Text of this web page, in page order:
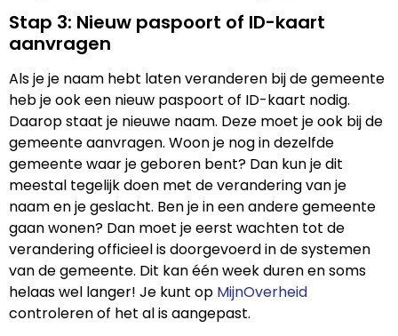
Stap 3: Nieuw paspoort of ID-kaart
aanvragen
Als je je naam hebt laten veranderen bij de gemeente
heb je ook een nieuw paspoort of ID-kaart nodig.
Daarop staat je nieuwe naam. Deze moet je ook bij de
gemeente aanvragen. Woon je nog in dezelfde
gemeente waar je geboren bent? Dan kun je dit
meestal tegelijk doen met de verandering van je
naam en je geslacht. Ben je in een andere gemeente
gaan wonen? Dan moet je eerst wachten tot de
verandering officieel is doorgevoerd in de systemen
van de gemeente. Dit kan één week duren en soms
helaas wel langer! Je kunt op MijnOverheid
controleren of het al is aangepast.